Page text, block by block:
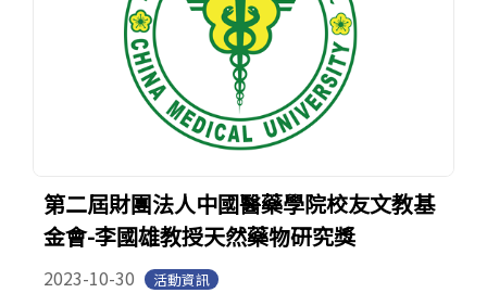
第二屆財團法人中國醫藥學院校友文教基
金會-李國雄教授天然藥物研究獎
2023-10-30 活動資訊